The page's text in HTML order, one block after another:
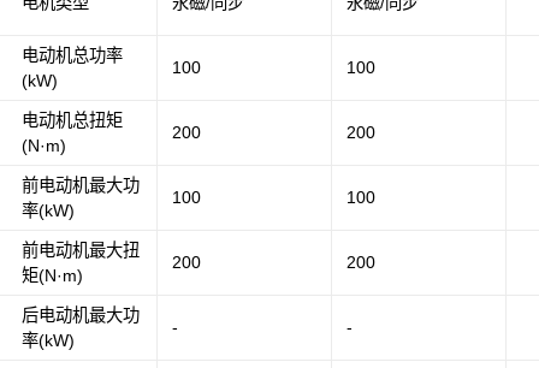
电动机总功率
(kW)
电动机总扭矩
(N·m)
前电动机最大功
率(kW)
前电动机最大扭
矩(N·m)
后电动机最大功
率(kW)
100 100
200 200
100 100
200 200
- -